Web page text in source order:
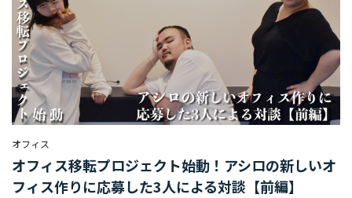
オフィス
オフィス移転プロジェクト始動！アシロの新しいオ
フィス作りに応募した3人による対談【前編】